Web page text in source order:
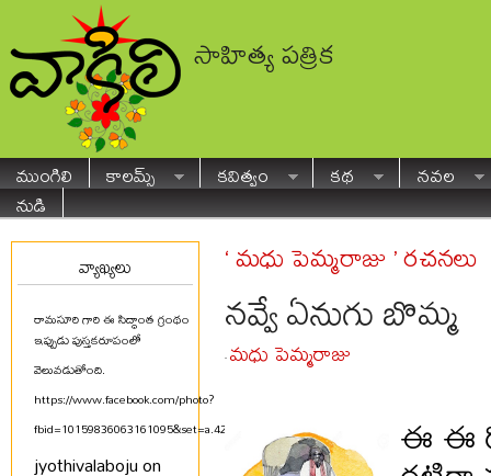
సాహిత్య పత్రిక
ముంగిలి కాలమ్స్ కవిత్వం కథ
నవల
నుడి
వ్యాఖ్యలు
రామసూరి గారి ఈ సిద్ధాంత గ్రంథం
ఇప్పుడు పుస్తకరూపంలో
వెలువడుతోంది.
https://www.facebook.com/photo?
fbid=10159836063161095&set=a.425580711094...
jyothivalaboju on
‘ మధు పెమ్మరాజు ’ రచనలు
నవ్వే ఏనుగు బొమ్మ
- మధు పెమ్మరాజు
ఈ ఈ